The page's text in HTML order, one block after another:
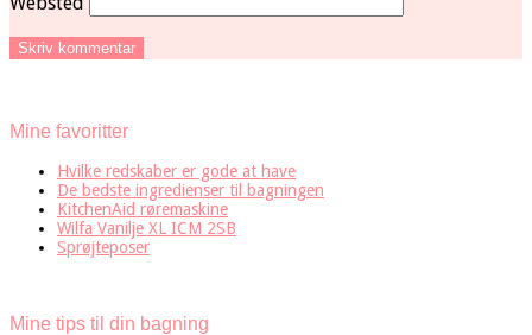
Mine favoritter
Hvilke redskaber er gode at have
De bedste ingredienser til bagningen
KitchenAid røremaskine
Wilfa Vanilje XL ICM 2SB
Sprøjteposer
Mine tips til din bagning